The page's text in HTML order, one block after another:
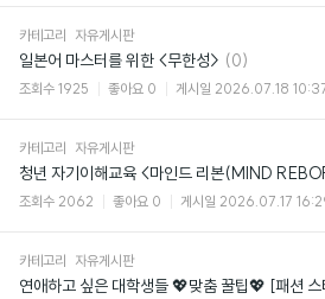
카테고리 자유게시판
일본어 마스터를 위한 <무한성> 댓
글
(0)
조회수 1925 좋아요 0 게시일 2026.07.18
카테고리 자유게시판
조회수 2062 좋아요 0 게시일 2026.07.17
카테고리 자유게시판
연애하고 싶은 대학생들 💖맞춤 꿀팁💖 [패션